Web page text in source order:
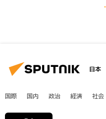
日本
国際 国内 政治 経済 社会